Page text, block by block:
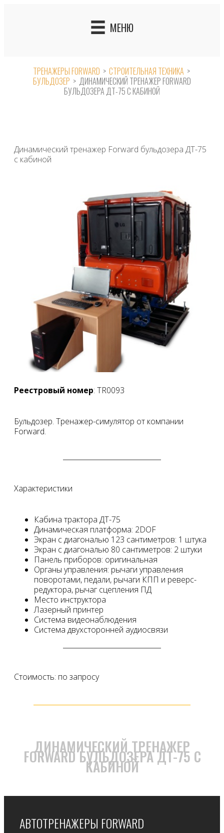
МЕНЮ
ДИНАМИЧЕСКИЙ ТРЕНАЖЕР
FORWARD БУЛЬДОЗЕРА ДТ-75 С
КАБИНОЙ
ТРЕНАЖЕРЫ FORWARD > СТРОИТЕЛЬНАЯ ТЕХНИКА >
БУЛЬДОЗЕР > ДИНАМИЧЕСКИЙ ТРЕНАЖЕР FORWARD
БУЛЬДОЗЕРА ДТ-75 С КАБИНОЙ
Динамический тренажер Forward бульдозера ДТ-75
с кабиной
Реестровый номер: TR0093
Бульдозер. Тренажер-симулятор от компании
Forward.
Характеристики
Кабина трактора ДТ-75
Динамическая платформа: 2DOF
Экран с диагональю 123 сантиметров: 1 штука
Экран с диагональю 80 сантиметров: 2 штуки
Панель приборов: оригинальная
Органы управления: рычаги управления
поворотами, педали, рычаги КПП и реверс-
редуктора, рычаг сцепления ПД
Место инструктора
Лазерный принтер
Система видеонаблюдения
Система двухсторонней аудиосвязи
Стоимость: по запросу
АВТОТРЕНАЖЕРЫ FORWARD